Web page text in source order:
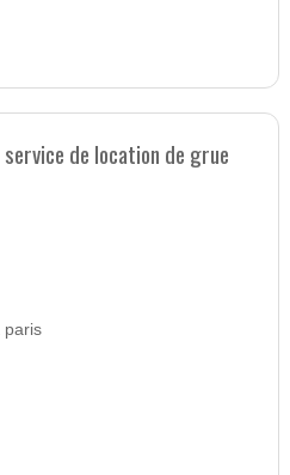
de location de grue
paris